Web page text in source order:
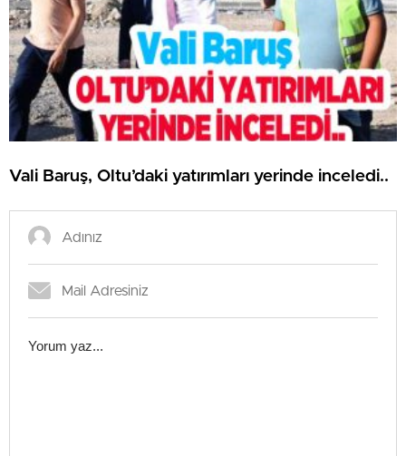
Vali Baruş, Oltu’daki yatırımları yerinde inceledi..